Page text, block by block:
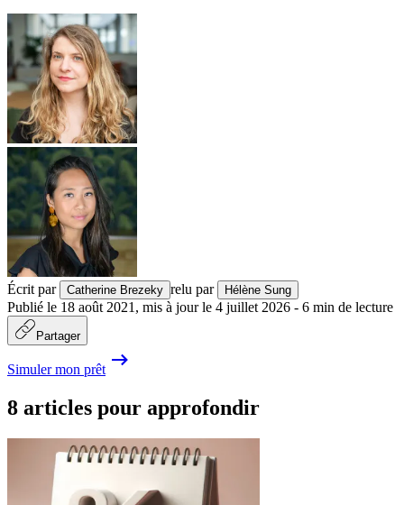
Écrit par Catherine Brezeky relu par Hélène Sung
Publié le 18 août 2021 , mis à jour le 4 juillet 2026 - 6 min de lecture
Partager
Simuler mon prêt
8 articles pour approfondir